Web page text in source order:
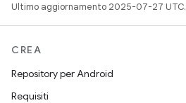
Ultimo aggiornamento 2025-07-27 UTC.
CREA
Repository per Android
Requisiti